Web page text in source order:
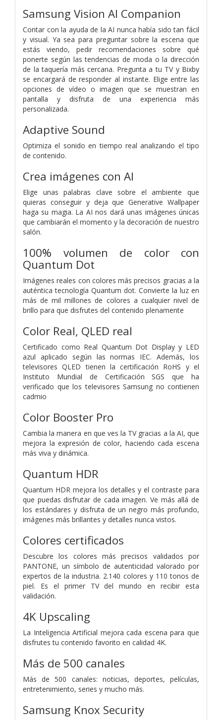
Samsung Vision AI Companion
Contar con la ayuda de la AI nunca había sido tan fácil
y visual. Ya sea para preguntar sobre la escena que
estás viendo, pedir recomendaciones sobre qué
ponerte según las tendencias de moda o la dirección
de la taquería más cercana. Pregunta a tu TV y Bixby
se encargará de responder al instante. Elige entre las
opciones de vídeo o imagen que se muestran en
pantalla y disfruta de una experiencia más
personalizada.
Adaptive Sound
Optimiza el sonido en tiempo real analizando el tipo
de contenido.
Crea imágenes con AI
Elige unas palabras clave sobre el ambiente que
quieras conseguir y deja que Generative Wallpaper
haga su magia. La AI nos dará unas imágenes únicas
que cambiarán el momento y la decoración de nuestro
salón.
100% volumen de color con
Quantum Dot
Imágenes reales con colores más precisos gracias a la
auténtica tecnología Quantum dot. Convierte la luz en
más de mil millones de colores a cualquier nivel de
brillo para que disfrutes del contenido plenamente
Color Real, QLED real
Certificado como Real Quantum Dot Display y LED
azul aplicado según las normas IEC. Además, los
televisores QLED tienen la certificación RoHS y el
Instituto Mundial de Certificación SGS que ha
verificado que los televisores Samsung no contienen
cadmio
Color Booster Pro
Cambia la manera en que ves la TV gracias a la AI, que
mejora la expresión de color, haciendo cada escena
más viva y dinámica.
Quantum HDR
Quantum HDR mejora los detalles y el contraste para
que puedas disfrutar de cada imagen. Ve más allá de
los estándares y disfruta de un negro más profundo,
imágenes más brillantes y detalles nunca vistos.
Colores certificados
Descubre los colores más precisos validados por
PANTONE, un símbolo de autenticidad valorado por
expertos de la industria. 2.140 colores y 110 tonos de
piel. Es el primer TV del mundo en recibir esta
validación.
4K Upscaling
La Inteligencia Artificial mejora cada escena para que
disfrutes tu contenido favorito en calidad 4K.
Más de 500 canales
Más de 500 canales: noticias, deportes, películas,
entretenimiento, series y mucho más.
Samsung Knox Security